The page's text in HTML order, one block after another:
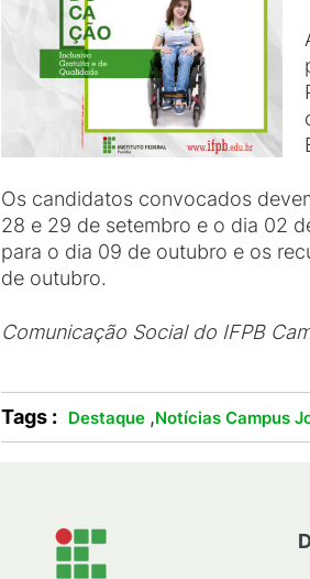
Os candidatos convocados
28 e 29 de setembro e o dia 02
para o dia 09 de outubro e os
de outubro.
Comunicação Social do IFPB
Tags : Destaque ,Notícias Campus